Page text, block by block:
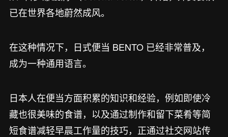
已在世界各地蔚然成风。
在这种情况下，日式便当 BENTO 已经非常普及，
成为一种通用语言。
日本人在便当方面积累的知识和经验，例如即使冷
藏也很美味的食谱，以及通过制作和留下菜肴等简
短食谱减轻早晨工作量的技巧，正通过社交网站传